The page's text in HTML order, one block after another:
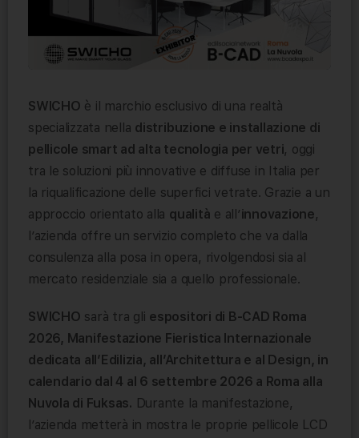
SWICHO è il marchio esclusivo di una realtà
specializzata nella distribuzione e installazione di
pellicole smart ad alta tecnologia per vetri, oggi
tra le soluzioni più innovative e diffuse in Italia per
la riqualificazione delle superfici vetrate. Grazie a un
approccio orientato alla qualità e all’innovazione,
l’azienda offre un servizio completo che va dalla
consulenza alla posa in opera, rivolgendosi sia al
mercato residenziale sia a quello professionale.
SWICHO sarà tra gli espositori di B-CAD Roma
2026, Manifestazione Fieristica Internazionale
dedicata all’Edilizia, all’Architettura e al Design, in
calendario dal 4 al 6 settembre 2026 a Roma alla
Nuvola di Fuksas. Durante la manifestazione,
l’azienda metterà in mostra le proprie pellicole LCD